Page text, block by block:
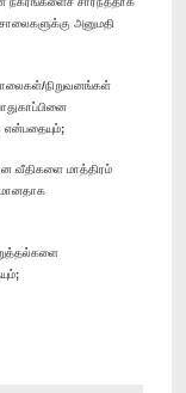
அனுமதி
நிறுவனங்கள்
வீதிகளை மாத்திரம்